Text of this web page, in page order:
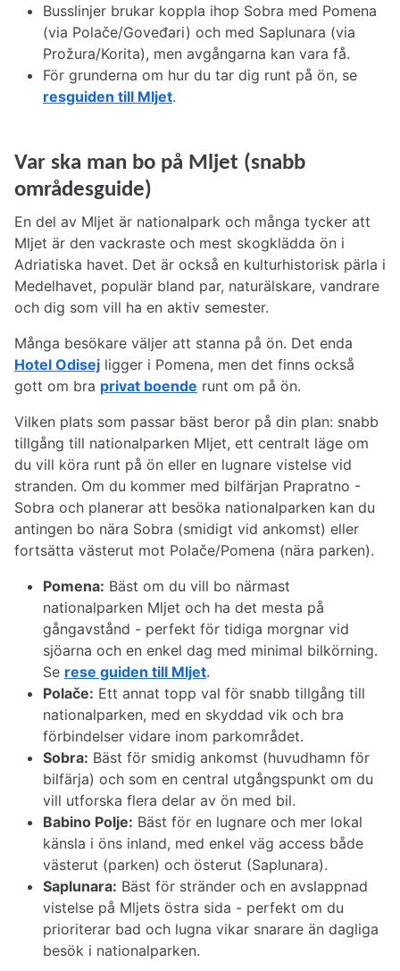
Busslinjer brukar koppla ihop Sobra med Pomena
(via Polače/Goveđari) och med Saplunara (via
Prožura/Korita), men avgångarna kan vara få.
För grunderna om hur du tar dig runt på ön, se
resguiden till Mljet.
Var ska man bo på Mljet (snabb
områdesguide)
En del av Mljet är nationalpark och många tycker att
Mljet är den vackraste och mest skogklädda ön i
Adriatiska havet. Det är också en kulturhistorisk pärla i
Medelhavet, populär bland par, naturälskare, vandrare
och dig som vill ha en aktiv semester.
Många besökare väljer att stanna på ön. Det enda
Hotel Odisej ligger i Pomena, men det finns också
gott om bra privat boende runt om på ön.
Vilken plats som passar bäst beror på din plan: snabb
tillgång till nationalparken Mljet, ett centralt läge om
du vill köra runt på ön eller en lugnare vistelse vid
stranden. Om du kommer med bilfärjan Prapratno -
Sobra och planerar att besöka nationalparken kan du
antingen bo nära Sobra (smidigt vid ankomst) eller
fortsätta västerut mot Polače/Pomena (nära parken).
Pomena: Bäst om du vill bo närmast
nationalparken Mljet och ha det mesta på
gångavstånd - perfekt för tidiga morgnar vid
sjöarna och en enkel dag med minimal bilkörning.
Se rese guiden till Mljet.
Polače: Ett annat topp val för snabb tillgång till
nationalparken, med en skyddad vik och bra
förbindelser vidare inom parkområdet.
Sobra: Bäst för smidig ankomst (huvudhamn för
bilfärja) och som en central utgångspunkt om du
vill utforska flera delar av ön med bil.
Babino Polje: Bäst för en lugnare och mer lokal
känsla i öns inland, med enkel väg access både
västerut (parken) och österut (Saplunara).
Saplunara: Bäst för stränder och en avslappnad
vistelse på Mljets östra sida - perfekt om du
prioriterar bad och lugna vikar snarare än dagliga
besök i nationalparken.